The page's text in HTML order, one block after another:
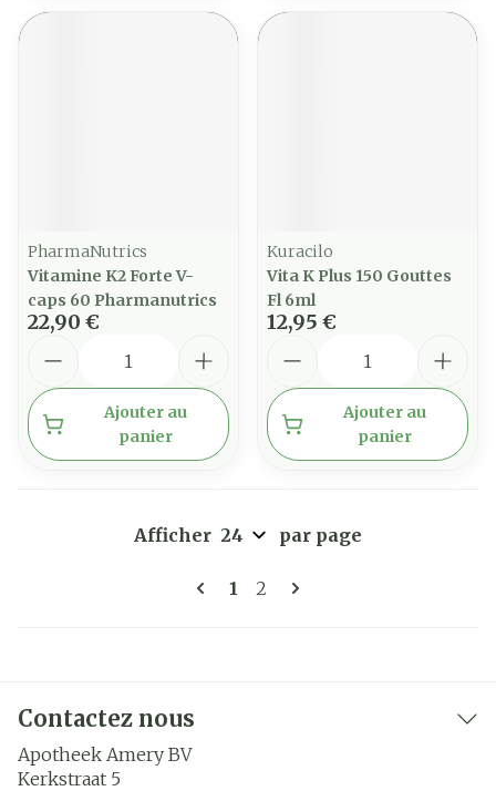
PharmaNutrics
Vitamine K2 Forte V-
caps 60 Pharmanutrics
22,90 €
Ajouter au
panier
Kuracilo
Vita K Plus 150 Gouttes
Fl 6ml
12,95 €
Ajouter au
panier
Pages
Vous lisez actuellement la
1 Page
2
Afficher par page
Contactez nous
Apotheek Amery BV
Kerkstraat 5